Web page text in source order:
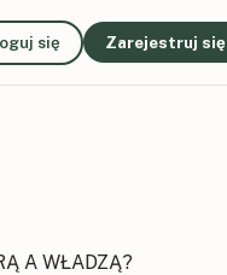
się Zarejestruj się
A WŁADZĄ?